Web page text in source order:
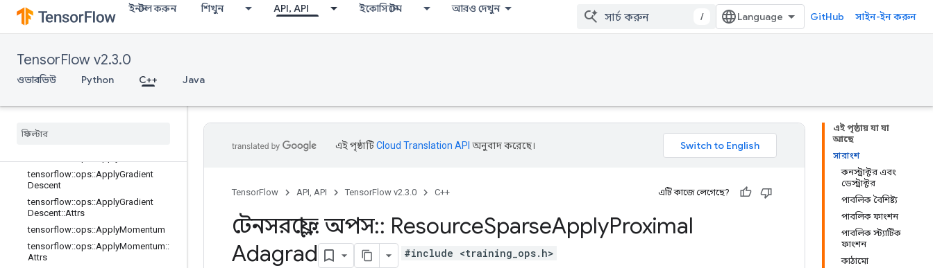
ইনস্টল করুন শিখুন API, API ইকোসিস্টেম আরও দেখুন
/ GitHub সাইন-ইন করুন
TensorFlow v2.3.0
ওভারভিউ Python C++ Java
tensorflow::ops::ApplyAddSign
tensorflow::ops::ApplyAddSign::Attr
s
tensorflow::ops::ApplyCenteredRMS
Prop
tensorflow::ops::ApplyCenteredRMS
tensorflow::ops::ApplyFtrl
tensorflow::ops::ApplyGradient
Descent
tensorflow::ops::ApplyGradient
Descent::Attrs
tensorflow::ops::ApplyMomentum
tensorflow::ops::ApplyMomentum::
Attrs
এই পৃষ্ঠায় যা যা
আছে
সারাংশ
কনস্ট্রাক্টর এবং
ডেস্ট্রাক্টর
পাবলিক বৈশিষ্ট্য
পাবলিক ফাংশন
পাবলিক স্ট্যাটিক
ফাংশন
কাঠামো
এই পৃষ্ঠাটিCloud Translation API অনুবাদ করেছে।
TensorFlow API, API TensorFlow v2.3.0 C++ এটি কাজে লেগেছে?
টেনসরফ্লো:: অপস:: ResourceSparseApplyProximal
Adagrad
#include <training_ops.h>